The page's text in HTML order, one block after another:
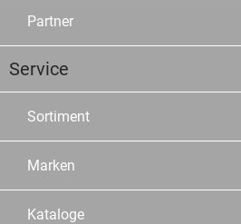
Partner
Service
Sortiment
Marken
Kataloge